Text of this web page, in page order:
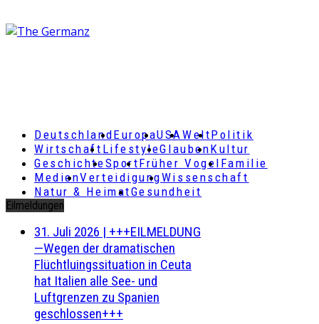
DeutschlandEuropaUSAWeltPolitik
Wirtschaft LifestyleGlaubenKultur
GeschichteSportFrüher Vogel Familie
MedienVerteidigungWissenschaft
Natur & HeimatGesundheit
Eilmeldungen
31. Juli 2026 | +++EILMELDUNG
—Wegen der dramatischen
Flüchtluingssituation in Ceuta
hat Italien alle See- und
Luftgrenzen zu Spanien
geschlossen+++